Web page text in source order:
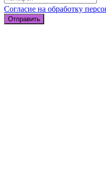
Согласие на обработку
Отправить